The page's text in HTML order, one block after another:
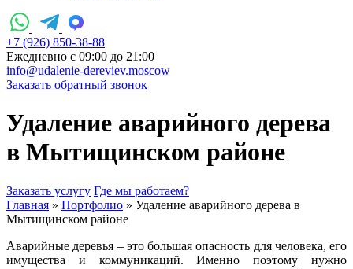
+7 (926) 850-38-88
Ежедневно c 09:00 до 21:00
info@udalenie-dereviev.moscow
Заказать обратный звонок
Удаление аварийного дерева
в Мытищинском районе
Заказать услугу Где мы работаем?
Главная » Портфолио » Удаление аварийного дерева в
Мытищинском районе
Аварийные деревья – это большая опасность для человека, его
имущества и коммуникаций. Именно поэтому нужно